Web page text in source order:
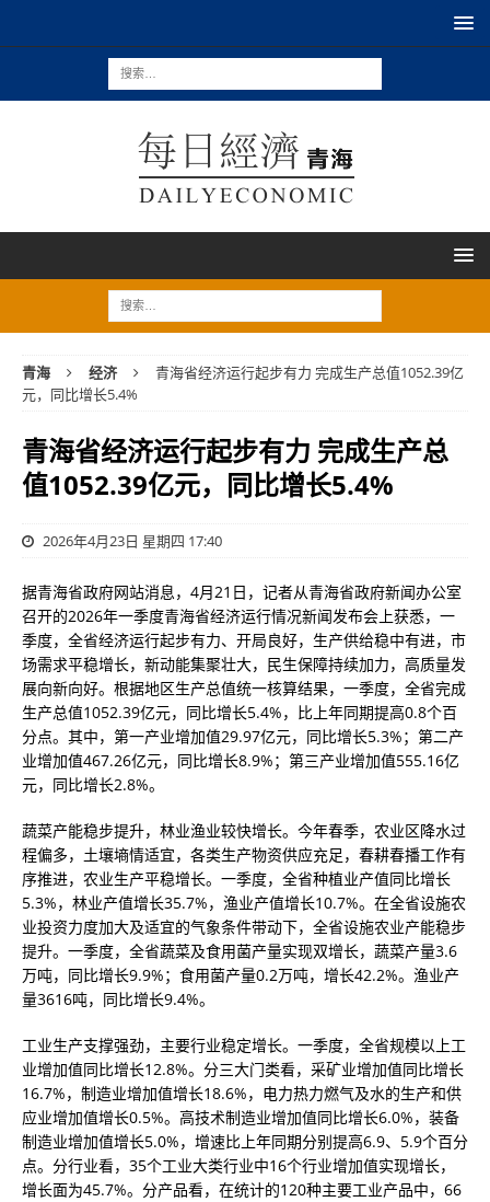
青海 经济
青海省经济运行起步有力 完成生产总值1052.39亿
元，同比增长5.4%
青海省经济运行起步有力 完成生产总
值1052.39亿元，同比增长5.4%
2026年4月23日 星期四 17:40
据青海省政府网站消息，4月21日，记者从青海省政府新闻办公室
召开的2026年一季度青海省经济运行情况新闻发布会上获悉，一
季度，全省经济运行起步有力、开局良好，生产供给稳中有进，市
场需求平稳增长，新动能集聚壮大，民生保障持续加力，高质量发
展向新向好。根据地区生产总值统一核算结果，一季度，全省完成
生产总值1052.39亿元，同比增长5.4%，比上年同期提高0.8个百
分点。其中，第一产业增加值29.97亿元，同比增长5.3%；第二产
业增加值467.26亿元，同比增长8.9%；第三产业增加值555.16亿
元，同比增长2.8%。
蔬菜产能稳步提升，林业渔业较快增长。今年春季，农业区降水过
程偏多，土壤墒情适宜，各类生产物资供应充足，春耕春播工作有
序推进，农业生产平稳增长。一季度，全省种植业产值同比增长
5.3%，林业产值增长35.7%，渔业产值增长10.7%。在全省设施农
业投资力度加大及适宜的气象条件带动下，全省设施农业产能稳步
提升。一季度，全省蔬菜及食用菌产量实现双增长，蔬菜产量3.6
万吨，同比增长9.9%；食用菌产量0.2万吨，增长42.2%。渔业产
量3616吨，同比增长9.4%。
工业生产支撑强劲，主要行业稳定增长。一季度，全省规模以上工
业增加值同比增长12.8%。分三大门类看，采矿业增加值同比增长
16.7%，制造业增加值增长18.6%，电力热力燃气及水的生产和供
应业增加值增长0.5%。高技术制造业增加值同比增长6.0%，装备
制造业增加值增长5.0%，增速比上年同期分别提高6.9、5.9个百分
点。分行业看，35个工业大类行业中16个行业增加值实现增长，
增长面为45.7%。分产品看，在统计的120种主要工业产品中，66